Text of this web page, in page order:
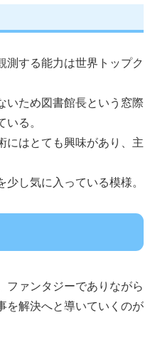
測する能力は世界トップク
いため図書館長という窓際
る。
にはとても興味があり、主
し気に入っている模様。
ファンタジーでありながら
を解決へと導いていくのが